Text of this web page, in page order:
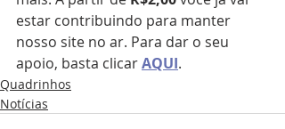
estar contribuindo para manter
nosso site no ar. Para dar o seu
apoio, basta clicar AQUI.
Quadrinhos
Notícias